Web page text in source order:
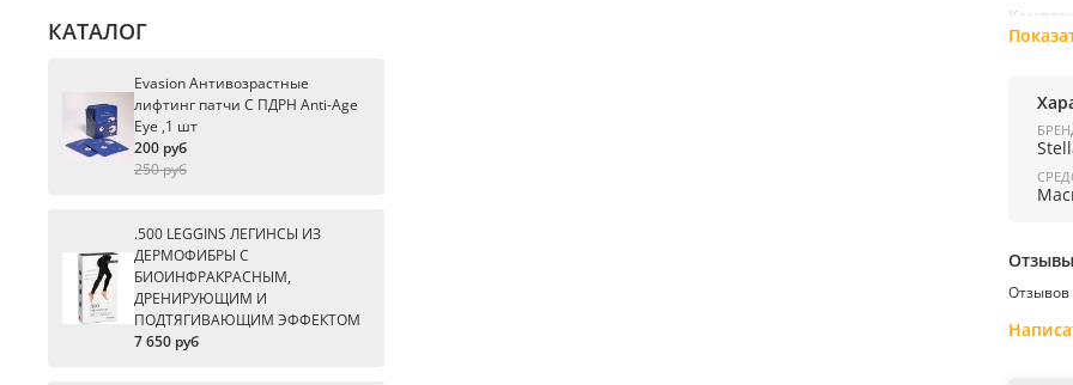
Страна
Отзывы
Отзывов
КАТАЛОГ
Evasion Антивозрастные
лифтинг патчи С ПДРН Anti-Age
Eye ,1 шт
200 руб
250 руб
.500 LEGGINS ЛЕГИНСЫ ИЗ
ДЕРМОФИБРЫ С
БИОИНФРАКРАСНЫМ,
ДРЕНИРУЮЩИМ И
ПОДТЯГИВАЮЩИМ ЭФФЕКТОМ
7 650 руб